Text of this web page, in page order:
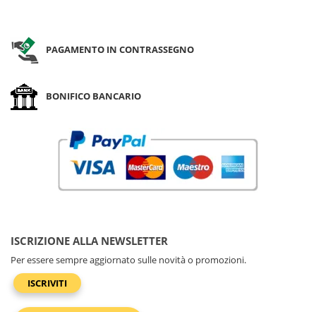
PAGAMENTO IN CONTRASSEGNO
BONIFICO BANCARIO
ISCRIZIONE ALLA NEWSLETTER
Per essere sempre aggiornato sulle novità o promozioni.
ISCRIVITI